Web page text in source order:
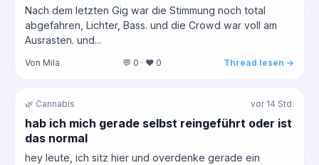
Nach dem letzten Gig war die Stimmung noch total
abgefahren, Lichter, Bass. und die Crowd war voll am
Ausrasten. und...
Von Mila 💬 0 · ❤️ 0 Thread lesen →
🌿 Cannabis vor 14 Std.
hab ich mich gerade selbst reingeführt oder ist
das normal
hey leute, ich sitz hier und overdenke gerade ein